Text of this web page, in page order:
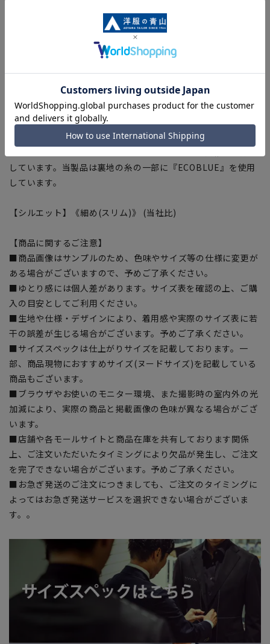
■アコーディオ…ベストの脇に蛇腹のストレッチ部分を設け、
表地と合わせての伸縮性を確保。
■形状記憶プリーツ…プリーツにシロセット加工をすることで
綺麗なラインをキープ。
■腰裏…エアクッションにより腰裏のストレッチや腰の負担を
■Plastics Smart…この商品はリサイクル原料を使用し、プラ
スチック・スマートに賛同しています。
■ECOBLUE(100%リサイクルポリエステル)…『ECOBLUE』
しています。当製品は裏地の糸の一部に『ECOBLUE』を使用
しています。
【シルエット】《細め(スリム)》 (当社比)
【商品に関するご注意】
■商品画像はサンプルのため、色味やサイズ等の仕様に変更が
ある場合がございますので、予めご了承ください。
■ゆとり感には個人差があります。サイズ表を確認の上、ご購
入の目安としてご利用ください。
■生地や仕様・デザインにより、着用感や実際のサイズ表に若
干の誤差が生じる場合がございます。予めご了承ください。
■サイズスペックは仕上がりサイズを記載しております。一
部、商品現物におすすめサイズ(ヌードサイズ)を記載している
商品もございます。
■ブラウザやお使いのモニター環境、また撮影時の室内外の光
加減により、実際の商品と掲載画像の色味が異なる場合がござ
います。
■店舗や各モールサイトと商品在庫を共有しております関係
上、ご注文いただいたタイミングにより欠品が発生し、ご注文
を完了できない場合がございます。予めご了承ください。
■お急ぎ発送のご注文につきましても、ご注文のタイミングに
よってはお急ぎ発送サービスを選択できない場合がございま
す。。